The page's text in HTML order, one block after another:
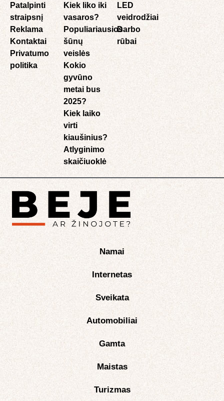
Patalpinti
straipsnį
Reklama
Kontaktai
Privatumo
politika
Kiek liko iki
vasaros?
Populiariausios
šūnų
veislės
Kokio
gyvūno
metai bus
2025?
Kiek laiko
virti
kiaušinius?
Atlyginimo
skaičiuoklė​
LED
veidrodžiai
Darbo
rūbai
Namai
Internetas
Sveikata
Automobiliai
Gamta
Maistas
Turizmas